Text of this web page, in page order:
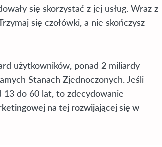
się skorzystać z jej usług. Wraz z
się czołówki, a nie skończysz
użytkowników, ponad 2 miliardy
Stanach Zjednoczonych. Jeśli
do 60 lat, to zdecydowanie
na tej rozwijającej się w